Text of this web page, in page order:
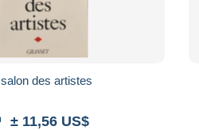
des artistes
± 11,56 US$